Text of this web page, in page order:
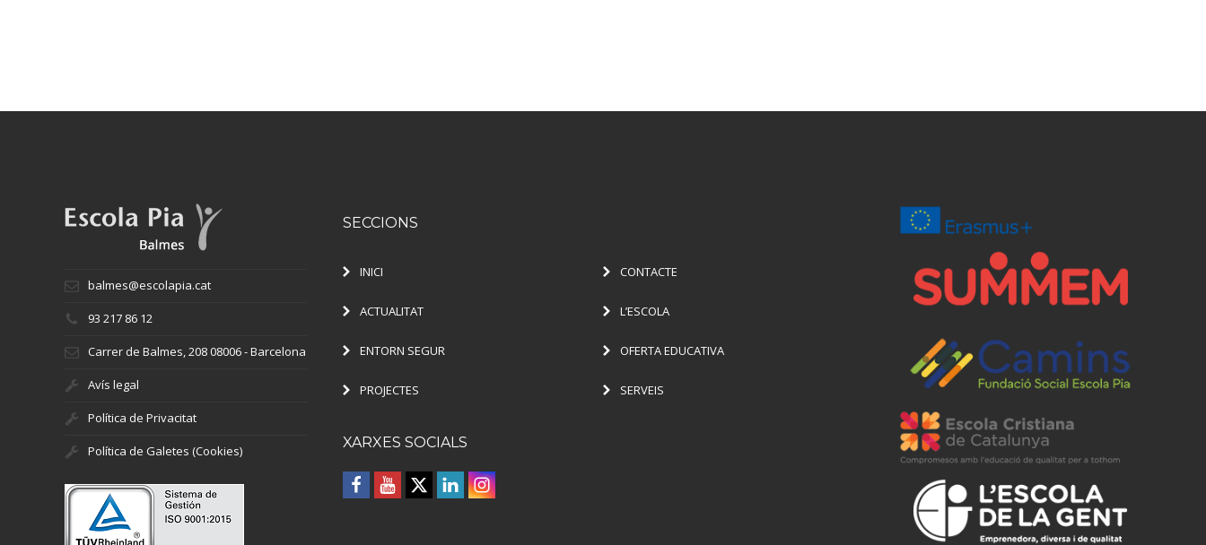
balmes@escolapia.cat
93 217 86 12
Carrer de Balmes, 208 08006 - Barcelona
Avís legal
Política de Privacitat
Política de Galetes (Cookies)
SECCIONS
INICI CONTACTE
ACTUALITAT L’ESCOLA
ENTORN SEGUR OFERTA EDUCATIVA
PROJECTES SERVEIS
XARXES SOCIALS